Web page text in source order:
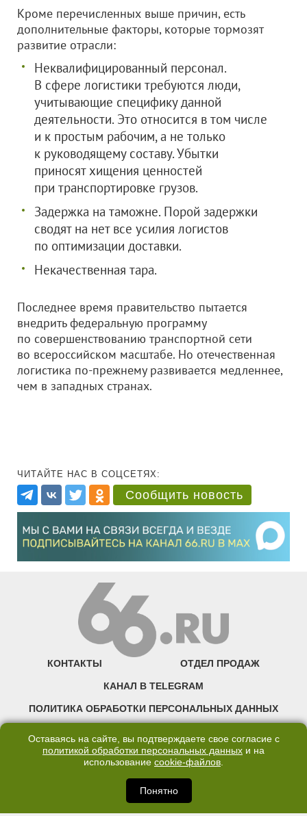
Кроме перечисленных выше причин, есть
дополнительные факторы, которые тормозят
развитие отрасли:
Неквалифицированный персонал.
В сфере логистики требуются люди,
учитывающие специфику данной
деятельности. Это относится в том числе
и к простым рабочим, а не только
к руководящему составу. Убытки
приносят хищения ценностей
при транспортировке грузов.
Задержка на таможне. Порой задержки
сводят на нет все усилия логистов
по оптимизации доставки.
Некачественная тара.
Последнее время правительство пытается
внедрить федеральную программу
по совершенствованию транспортной сети
во всероссийском масштабе. Но отечественная
логистика по-прежнему развивается медленнее,
чем в западных странах.
ЧИТАЙТЕ НАС В СОЦСЕТЯХ:
Сообщить новость
КОНТАКТЫ ОТДЕЛ ПРОДАЖ
КАНАЛ В TELEGRAM
ПОЛИТИКА ОБРАБОТКИ ПЕРСОНАЛЬНЫХ ДАННЫХ
©2007—2025 66.RU. Воспроизведение, сообщение, доведение до всеобщего
правообладателя запрещено. Сетевое издание «Современный портал
Екатеринбурга — «66.ru» (18+) зарегистрировано Федеральной службой по
надзору в сфере связи, информационных технологий и массовых коммуникаций
(Роскомнадзор). Регистрационный номер ЭЛ № ФС 77 - 76634 от 02.09.2019
Оставаясь на сайте, вы подтверждаете свое согласие с
политикой обработки персональных данных и на
использование cookie-файлов.
Понятно